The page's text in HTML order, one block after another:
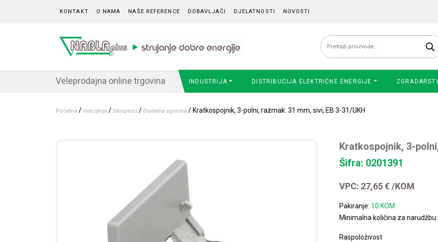
KONTAKT O NAMA NAŠE REFERENCE DOBAVLJAČI DJELATNOSTI NOVOSTI
Pretraži:
Veleprodajna online trgovina INDUSTRIJA DISTRIBUCIJA ELEKTRIČNE ENERGIJE
Početna / Industrija / Sklopnici / Dodatna oprema / Kratkospojnik, 3-polni, razmak: 31 mm, sivi, EB 3-31/UKH
Kratkospojnik, 3-
Šifra: 0201391
VPC: 27,65€ /KOM
Pakiranje: 10 KOM
Minimalna količina za narudžbu:
Raspoloživost